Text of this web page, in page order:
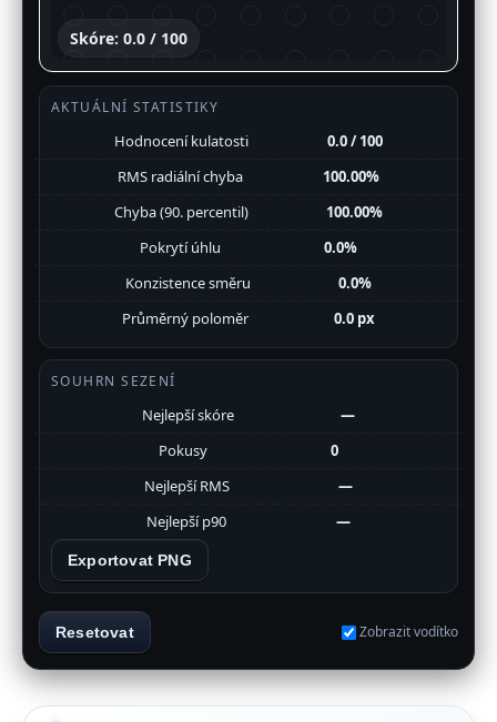
Skóre: 0.0 / 100
AKTUÁLNÍ STATISTIKY
Hodnocení kulatosti
0.0 / 100
RMS radiální chyba
100.00%
Chyba (90. percentil)
100.00%
Pokrytí úhlu
0.0%
Konzistence směru
0.0%
Průměrný poloměr
0.0 px
SOUHRN SEZENÍ
Nejlepší skóre
—
Pokusy
0
Nejlepší RMS
—
Nejlepší p90
—
Exportovat PNG
Resetovat Zobrazit vodítko